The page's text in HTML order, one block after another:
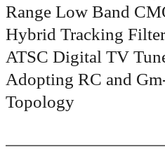
Range Low Band
Hybrid Tracking
ATSC Digital TV
Adopting RC and
Topology